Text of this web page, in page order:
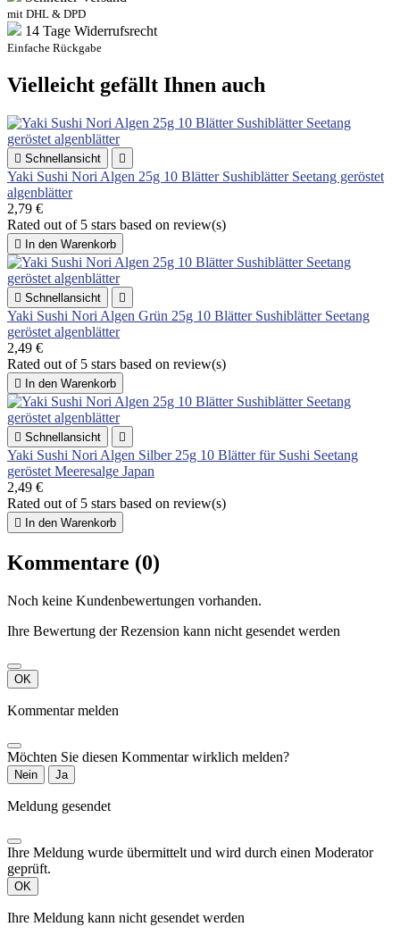
mit DHL & DPD
14 Tage Widerrufsrecht
Einfache Rückgabe
Vielleicht gefällt Ihnen auch
 Schnellansicht 
Yaki Sushi Nori Algen 25g 10 Blätter Sushiblätter Seetang geröstet
algenblätter
2,79 €
Rated out of 5 stars based on review(s)
 In den Warenkorb
 Schnellansicht 
Yaki Sushi Nori Algen Grün 25g 10 Blätter Sushiblätter Seetang
geröstet algenblätter
2,49 €
Rated out of 5 stars based on review(s)
 In den Warenkorb
 Schnellansicht 
Yaki Sushi Nori Algen Silber 25g 10 Blätter für Sushi Seetang
geröstet Meeresalge Japan
2,49 €
Rated out of 5 stars based on review(s)
 In den Warenkorb
Kommentare (0)
Noch keine Kundenbewertungen vorhanden.
Ihre Bewertung der Rezension kann nicht gesendet werden
OK
Kommentar melden
Möchten Sie diesen Kommentar wirklich melden?
Nein Ja
Meldung gesendet
Ihre Meldung wurde übermittelt und wird durch einen Moderator
geprüft.
OK
Ihre Meldung kann nicht gesendet werden